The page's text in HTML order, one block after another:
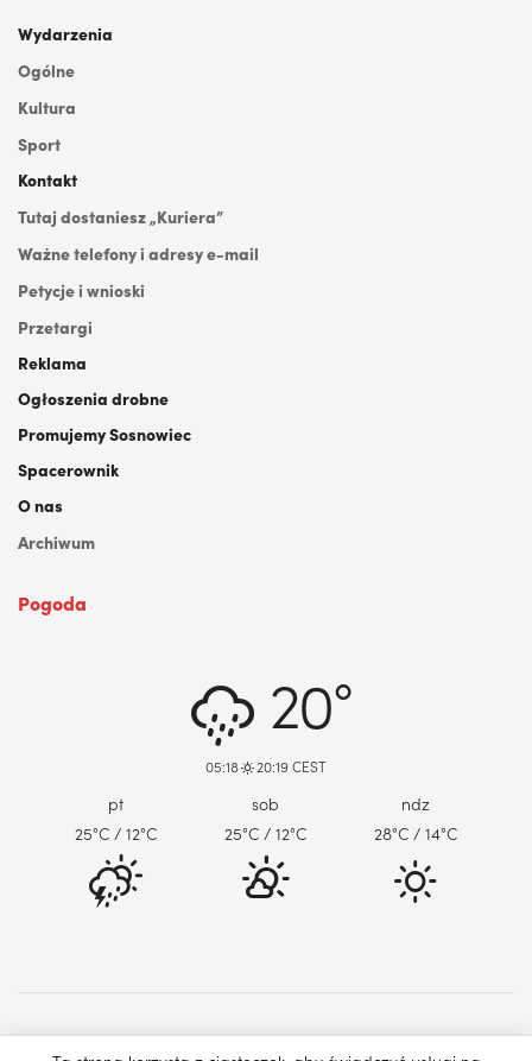
Wydarzenia
Ogólne
Kultura
Sport
Kontakt
Tutaj dostaniesz „Kuriera”
Ważne telefony i adresy e-mail
Petycje i wnioski
Przetargi
Reklama
Ogłoszenia drobne
Promujemy Sosnowiec
Spacerownik
O nas
Archiwum
Pogoda
20°
05:18 20:19 CEST
pt sob
ndz
25°C / 12°C 25°C / 12°C 28°C/ 14°C